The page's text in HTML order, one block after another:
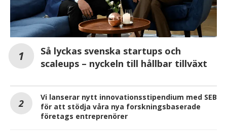
Så lyckas svenska startups och
scaleups – nyckeln till hållbar tillväxt
Vi lanserar nytt innovationsstipendium med SEB
för att stödja våra nya forskningsbaserade
företags entreprenörer